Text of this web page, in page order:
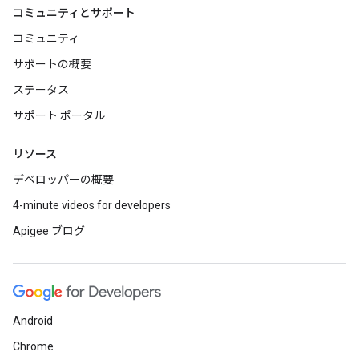
コミュニティとサポート
コミュニティ
サポートの概要
ステータス
サポート ポータル
リソース
デベロッパーの概要
4-minute videos for developers
Apigee ブログ
Android
Chrome